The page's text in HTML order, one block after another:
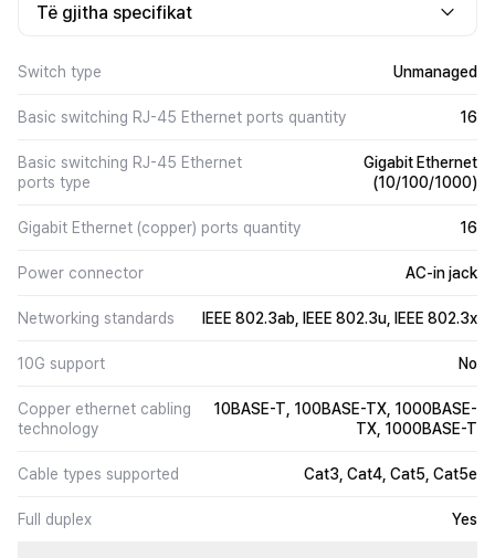
Të gjitha specifikat
Switch type Unmanaged
Basic switching RJ-45 Ethernet ports quantity 16
Basic switching RJ-45 Ethernet
ports type
Gigabit Ethernet
(10/100/1000)
Gigabit Ethernet (copper) ports quantity 16
Power connector AC-in jack
Networking standards IEEE 802.3ab, IEEE 802.3u, IEEE 802.3x
10G support No
Copper ethernet cabling
technology
10BASE-T, 100BASE-TX, 1000BASE-
TX, 1000BASE-T
Cable types supported Cat3, Cat4, Cat5, Cat5e
Full duplex Yes